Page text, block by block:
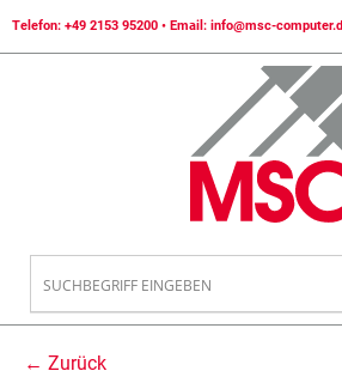
Telefon: +49 2153 95200 • Email: info@msc-
← Zurück